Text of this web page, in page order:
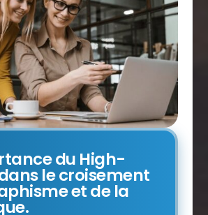
du High-
le croisement
et de la